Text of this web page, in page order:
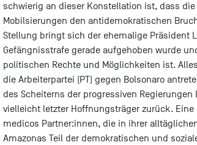
schwierig an dieser Konstellation ist, dass
Mobilsierungen den antidemokratischen
Stellung bringt sich der ehemalige Präsident
Gefängnisstrafe gerade aufgehoben wurde
politischen Rechte und Möglichkeiten ist.
die Arbeiterpartei (PT) gegen Bolsonaro
des Scheiterns der progressiven
vielleicht letzter Hoffnungsträger zurück.
medicos Partner:innen, die in ihrer
Amazonas Teil der demokratischen und